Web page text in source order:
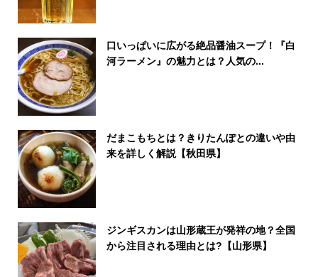
口いっぱいに広がる絶品醤油スープ！『白
河ラーメン』の魅力とは？人気の...
だまこもちとは？きりたんぽとの違いや由
来を詳しく解説【秋田県】
ジンギスカンは山形蔵王が発祥の地？全国
から注目される理由とは?【山形県】